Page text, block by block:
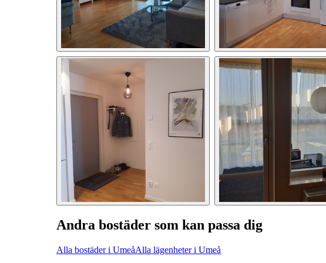
Andra bostäder som kan passa dig
Alla bostäder i UmeåAlla lägenheter i Umeå